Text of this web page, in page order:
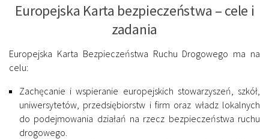
Europejska Karta bezpieczeństwa – cele i
zadania
Europejska Karta Bezpieczeństwa Ruchu Drogowego ma na
celu:
Zachęcanie i wspieranie europejskich stowarzyszeń, szkół,
uniwersytetów, przedsiębiorstw i firm oraz władz lokalnych
do podejmowania działań na rzecz bezpieczeństwa ruchu
drogowego.